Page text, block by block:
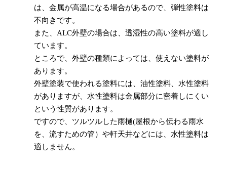
は、金属が高温になる場合があるので、弾性塗料は
不向きです。
また、ALC外壁の場合は、透湿性の高い塗料が適し
ています。
ところで、外壁の種類によっては、使えない塗料が
あります。
外壁塗装で使われる塗料には、油性塗料、水性塗料
がありますが、水性塗料は金属部分に密着しにくい
という性質があります。
ですので、ツルツルした雨樋(屋根から伝わる雨水
を、流すための管）や軒天井などには、水性塗料は
適しません。